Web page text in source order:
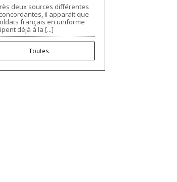
deux sources différentes
il apparait que
français en uniforme
déjà à la [...]
Toutes